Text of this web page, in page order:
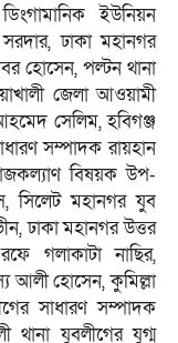
ইউনিয়ন
ঢাকা মহানগর
হোসেন, পল্টন থানা
জেলা আওয়ামী
সেলিম, হবিগঞ্জ
সম্পাদক রায়হান
বিষয়ক উপ-
সিলেট মহানগর যুব
ঢাকা মহানগর উত্তর
গলাকাটা নাছির,
আলী হোসেন, কুমিল্লা
সাধারণ সম্পাদক
থানা যুবলীগের যুগ্ম